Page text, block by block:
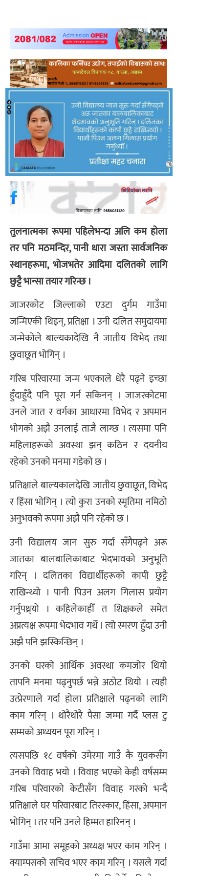
तुलनात्मका रूपमा पहिलेभन्दा अलि कम होला
तर पनि मठमन्दिर, पानी धारा जस्ता सार्वजनिक
स्थानहरूमा, भोजभतेर आदिमा दलितको लागि
छुट्टै भान्सा तयार गरिन्छ ।
जाजरकोट जिल्लाको एउटा दुर्गम गाउँमा
जन्मिएकी थिइन्, प्रतिक्षा । उनी दलित समुदायमा
जन्मेकोले बाल्यकादेखि नै जातीय विभेद तथा
छुवाछूत भोगिन् ।
गरिब परिवारमा जन्म भएकाले धेरै पढ्ने इच्छा
हुँदाहुँदै पनि पूरा गर्न सकिनन् । जाजरकोटमा
उनले जात र वर्गका आधारमा विभेद र अपमान
भोगको अझै उनलाई ताजै लाग्छ । त्यसमा पनि
महिलाहरूको अवस्था झन् कठिन र दयनीय
रहेको उनको मनमा गडेको छ ।
प्रतिक्षाले बाल्यकालदेखि जातीय छुवाछूत, विभेद
र हिंसा भोगिन् । त्यो कुरा उनको स्मृतिमा नमिठो
अनुभवको रूपमा अझै पनि रहेको छ ।
उनी विद्यालय जान सुरु गर्दा सँगैपढ्ने अरू
जातका बालबालिकाबाट भेदभावको अनुभूति
गरिन् । दलितका विद्यार्थीहरूको कापी छुट्टै
राखिन्थ्यो । पानी पिउन अलग गिलास प्रयोग
गर्नुपथ्र्यो । कहिलेकाहीँ त शिक्षकले समेत
अप्रत्यक्ष रूपमा भेदभाव गर्थे । त्यो स्मरण हुँदा उनी
अझै पनि झस्किन्छिन् ।
उनको घरको आर्थिक अवस्था कमजोर थियो
तापनि मनमा पढ्नुपर्छ भन्ने अठोट थियो । त्यही
उत्प्रेरणाले गर्दा होला प्रतिक्षाले पढ्नको लागि
काम गरिन् । थोरैथोरै पैसा जम्मा गर्दै प्लस टु
सम्मको अध्ययन पूरा गरिन् ।
त्यसपछि १८ वर्षको उमेरमा गाउँ कै युवकसँग
उनको विवाह भयो । विवाह भएको केही वर्षसम्म
गरिब परिवारको केटीसँग विवाह गरको भन्दै
प्रतिक्षाले घर परिवारबाट तिरस्कार, हिंसा, अपमान
भोगिन् । तर पनि उनले हिम्मत हारिनन् ।
गाउँमा आमा समूहको अध्यक्ष भएर काम गरिन् ।
क्याम्पसको सचिव भएर काम गरिन् । यसले गर्दा